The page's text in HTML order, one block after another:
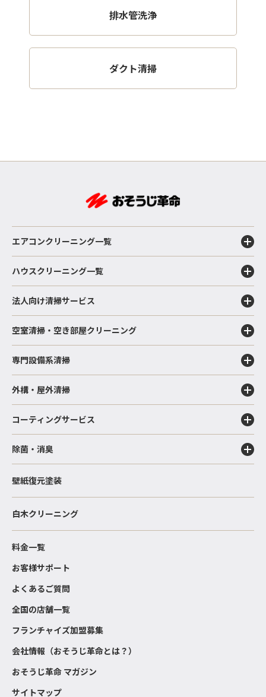
排水管洗浄
ダクト清掃
エアコンクリーニング一覧
ハウスクリーニング一覧
法人向け清掃サービス
空室清掃・空き部屋クリーニング
専門設備系清掃
外構・屋外清掃
コーティングサービス
除菌・消臭
壁紙復元塗装
白木クリーニング
料金一覧
お客様サポート
よくあるご質問
全国の店舗一覧
フランチャイズ加盟募集
会社情報（おそうじ革命とは？）
おそうじ革命 マガジン
サイトマップ